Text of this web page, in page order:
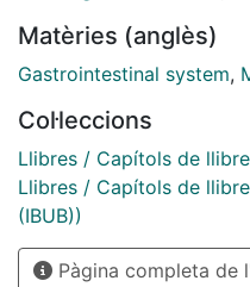
vesicles (MVs), which
and reach the
signaling processes in
emerging research
from 2012. Microbiota-
interspecies
bacteria and between
present current
Matèries (anglès)
Gastrointestinal system,
Col·leccions
Llibres / Capítols de
Llibres / Capítols de
(IBUB))
Pàgina completa de